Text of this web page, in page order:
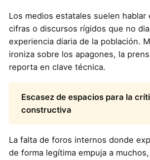
Los medios estatales suelen hablar
cifras o discursos rígidos que no
experiencia diaria de la población.
ironiza sobre los apagones, la
reporta en clave técnica.
Escasez de espacios para la
constructiva
La falta de foros internos donde
de forma legítima empuja a